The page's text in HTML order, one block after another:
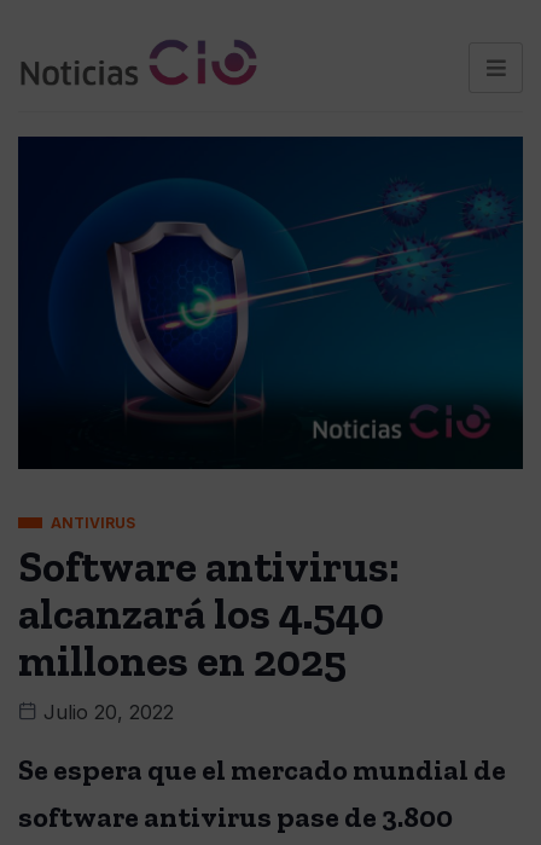
ANTIVIRUS
Software antivirus:
alcanzará los 4.540
millones en 2025
Julio 20, 2022
Se espera que el mercado mundial de
software antivirus pase de 3.800